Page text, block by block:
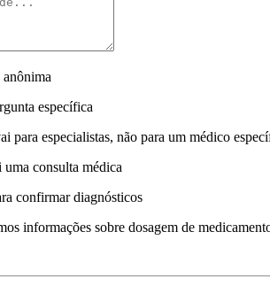
específica
para especialistas, não para um médico
consulta médica
confirmar diagnósticos
informações sobre dosagem de